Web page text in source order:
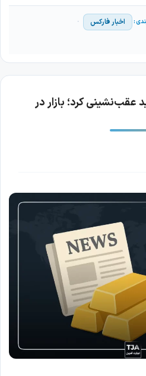
اخبار فارکس
کرد؛ بازار در